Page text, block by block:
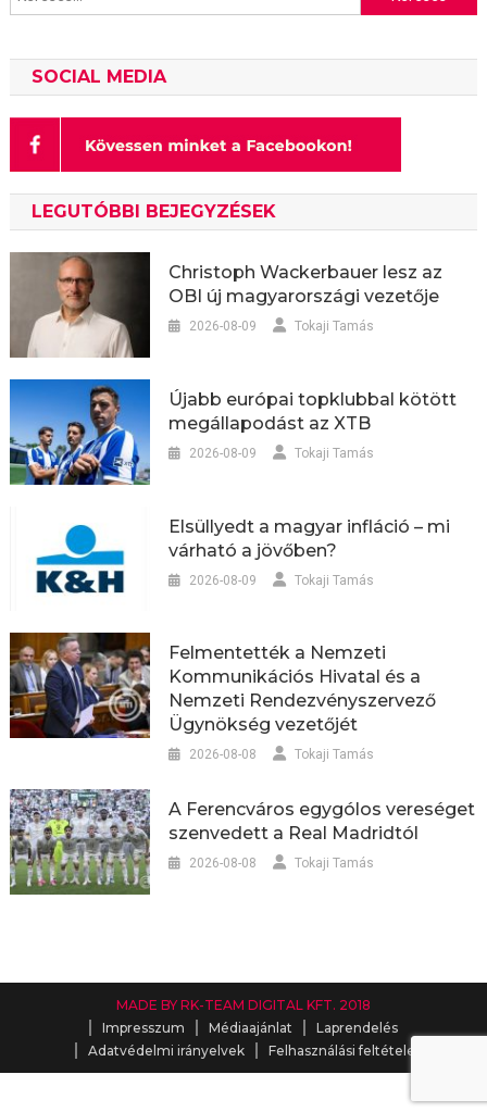
SOCIAL MEDIA
LEGUTÓBBI BEJEGYZÉSEK
Christoph Wackerbauer lesz az
OBI új magyarországi vezetője
2026-08-09 Tokaji Tamás
Újabb európai topklubbal kötött
megállapodást az XTB
2026-08-09 Tokaji Tamás
Elsüllyedt a magyar infláció – mi
várható a jövőben?
2026-08-09 Tokaji Tamás
Felmentették a Nemzeti
Kommunikációs Hivatal és a
Nemzeti Rendezvényszervező
Ügynökség vezetőjét
2026-08-08 Tokaji Tamás
A Ferencváros egygólos vereséget
szenvedett a Real Madridtól
2026-08-08 Tokaji Tamás
MADE BY RK-TEAM DIGITAL KFT. 2018
Impresszum
Médiaajánlat
Laprendelés
Adatvédelmi irányelvek
Felhasználási feltételek